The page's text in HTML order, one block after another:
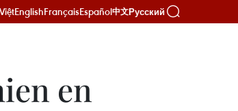
EnglishFrançaisEspañol中文Русский
en